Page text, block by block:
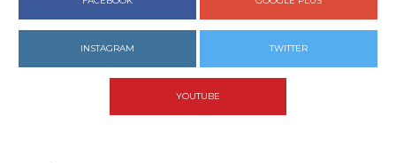
INSTAGRAM TWITTER
YOUTUBE